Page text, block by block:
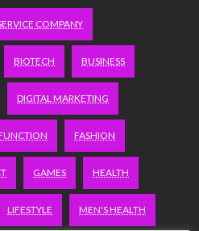
COMPANY
BIOTECH BUSINESS
DIGITAL MARKETING
FASHION
GAMES HEALTH
LIFESTYLE MEN'S HEALTH